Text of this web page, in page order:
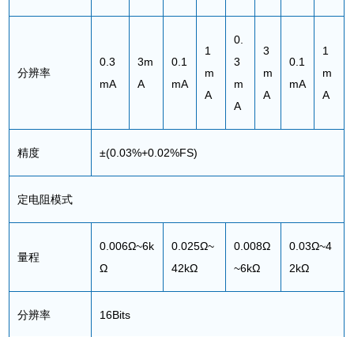
分辨率
0.3
mA
3m
A
0.1
mA
1
m
A
0.
3
m
A
3
m
A
0.1
mA
1
m
A
精度 ±(0.03%+0.02%FS)
定电阻模式
量程
0.006Ω~6k
Ω
0.025Ω~
42kΩ
0.008Ω
~6kΩ
0.03Ω~4
2kΩ
分辨率 16Bits